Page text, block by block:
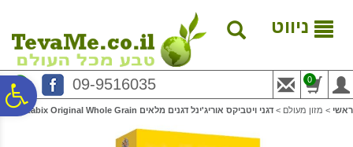
נגישות
המרכזי
ניווט
09-9516035 0
ראשי > מזון מעולם > דגני ויטביקס אוריג'ינל דגנים מלאים Weetabix Original Whole Grain